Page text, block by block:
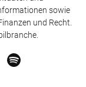
sowie
und Recht.